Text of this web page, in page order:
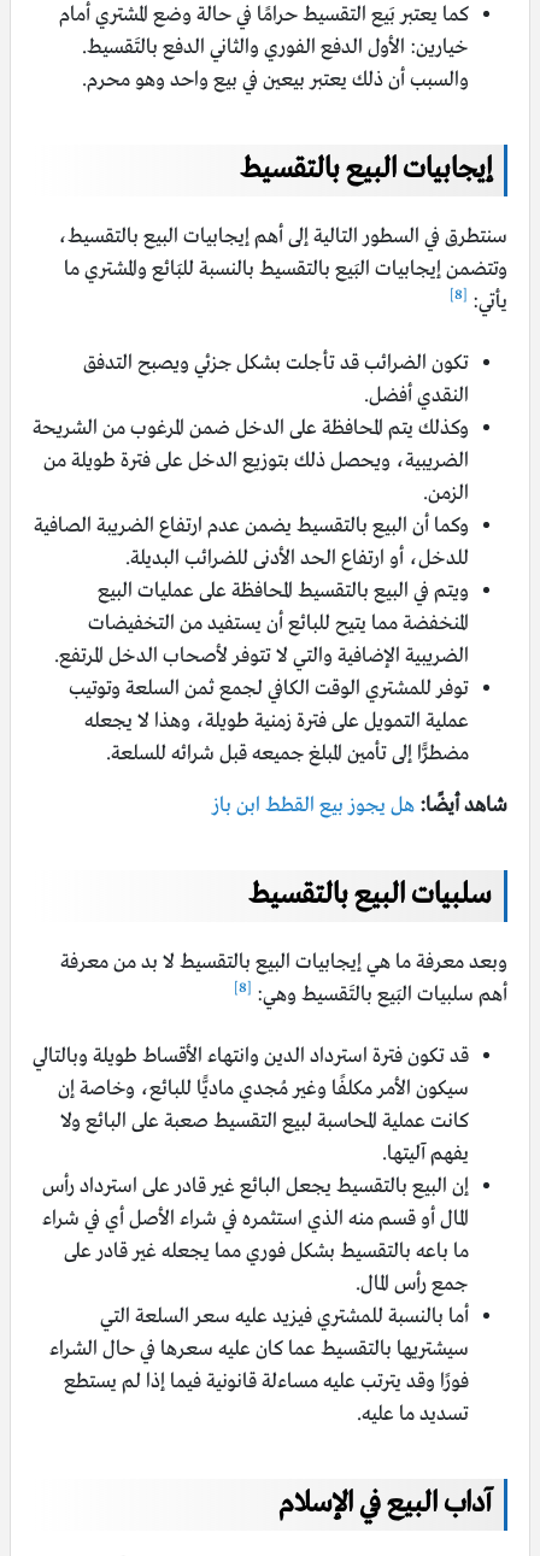
كما يعتبر بَيع التقسيط حرامًا في حالة وضع المشتري أمام
خيارين: الأول الدفع الفوري والثاني الدفع بالتَقسيط.
والسبب أن ذلك يعتبر بيعين في بيع واحد وهو محرم.
إيجابيات البيع بالتقسيط
سنتطرق في السطور التالية إلى أهم إيجابيات البيع بالتقسيط،
وتتضمن إيجابيات البَيع بالتقسيط بالنسبة للبَائع والمشتري ما
يأتي: [8]
تكون الضرائب قد تأجلت بشكل جزئي ويصبح التدفق
النقدي أفضل.
وكذلك يتم المحافظة على الدخل ضمن المرغوب من الشريحة
الضريبية، ويحصل ذلك بتوزيع الدخل على فترة طويلة من
الزمن.
وكما أن البيع بالتقسيط يضمن عدم ارتفاع الضريبة الصافية
للدخل، أو ارتفاع الحد الأدنى للضرائب البديلة.
ويتم في البيع بالتقسيط المحافظة على عمليات البيع
المنخفضة مما يتيح للبائع أن يستفيد من التخفيضات
الضريبية الإضافية والتي لا تتوفر لأصحاب الدخل المرتفع.
توفر للمشتري الوقت الكافي لجمع ثمن السلعة وتوتيب
عملية التمويل على فترة زمنية طويلة، وهذا لا يجعله
مضطرًّا إلى تأمين المبلغ جميعه قبل شرائه للسلعة.
شاهد أيضًا: هل يجوز بيع القطط ابن باز
سلبيات البيع بالتقسيط
وبعد معرفة ما هي إيجابيات البيع بالتقسيط لا بد من معرفة
أهم سلبيات البَيع بالتَقسيط وهي: [8]
قد تكون فترة استرداد الدين وانتهاء الأقساط طويلة وبالتالي
سيكون الأمر مكلفًا وغير مُجدي ماديًّا للبائع، وخاصة إن
كانت عملية المحاسبة لبيع التقسيط صعبة على البائع ولا
يفهم آليتها.
إن البيع بالتقسيط يجعل البائع غير قادر على استرداد رأس
المال أو قسم منه الذي استثمره في شراء الأصل أي في شراء
ما باعه بالتقسيط بشكل فوري مما يجعله غير قادر على
جمع رأس المال.
أما بالنسبة للمشتري فيزيد عليه سعر السلعة التي
سيشتريها بالتقسيط عما كان عليه سعرها في حال الشراء
فورًا وقد يترتب عليه مساءلة قانونية فيما إذا لم يستطع
تسديد ما عليه.
آداب البيع في الإسلام